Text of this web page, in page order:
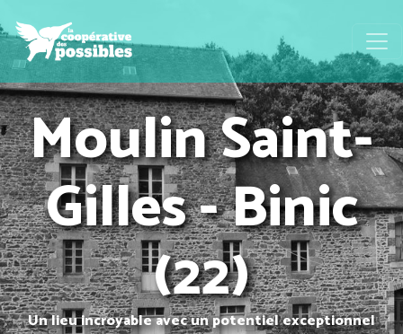
Moulin Saint-
Gilles - Binic
(22)
Un lieu incroyable avec un potentiel exceptionnel